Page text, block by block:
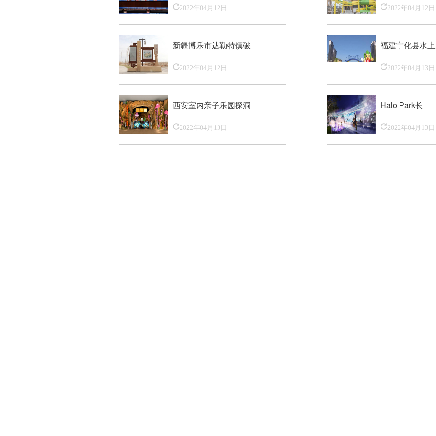
2022年04月12日 2022年04月12日
新疆博乐市达勒特镇破
2022年04月12日
福建宁化县水
2022年04月13日
西安室内亲子乐园探洞
2022年04月13日
Halo Park长
2022年04月13日